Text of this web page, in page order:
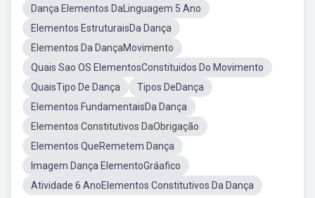
Dança Elementos DaLinguagem 5 Ano
Elementos EstruturaisDa Dança
Elementos Da DançaMovimento
Quais Sao OS ElementosConstituidos Do Movimento
QuaisTipo De Dança
Tipos DeDança
Elementos FundamentaisDa Dança
Elementos Constitutivos DaObrigação
Elementos QueRemetem Dança
Imagem Dança ElementoGráafico
Atividade 6 AnoElementos Constitutivos Da Dança